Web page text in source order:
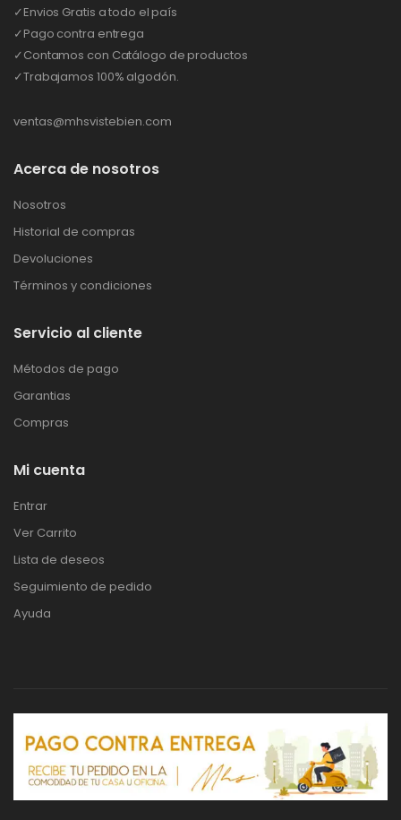
✓Envios Gratis a todo el país
✓Pago contra entrega
✓Contamos con Catálogo de productos
✓Trabajamos 100% algodón.
ventas@mhsvistebien.com
Acerca de nosotros
Nosotros
Historial de compras
Devoluciones
Términos y condiciones
Servicio al cliente
Métodos de pago
Garantias
Compras
Mi cuenta
Entrar
Ver Carrito
Lista de deseos
Seguimiento de pedido
Ayuda